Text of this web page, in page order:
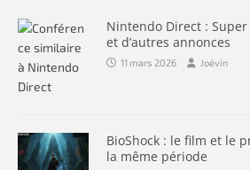
Nintendo Direct : Super
et d’autres annonces
11 mars 2026 Joévin
BioShock : le film et le
la même période